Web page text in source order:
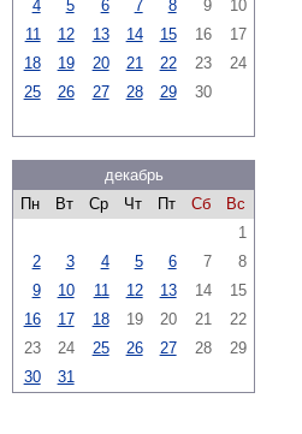
4 5 6 7 8 9
10
11
12 13 14 15 16
17
18
19 20 21 22 23
24
25
26 27 28 29 30
декабрь
Пн
Вт Ср Чт Пт Сб
Вс
1
2
3 4 5 6 7
8
9
10 11 12 13 14
15
16
17 18 19 20 21
22
23
24 25 26 27 28
29
30
31